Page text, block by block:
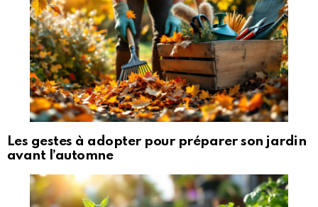
Les gestes à adopter pour préparer son jardin
avant l’automne